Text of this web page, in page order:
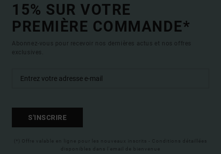
15% SUR VOTRE
PREMIÈRE COMMANDE*
Abonnez-vous pour recevoir nos dernières actus et nos offres
exclusives.
S'INSCRIRE
(*) Offre valable en ligne pour les nouveaux inscrits - Conditions détaillées
disponibles dans l'email de bienvenue